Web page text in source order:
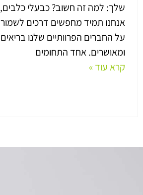
שלך: למה זה חשוב? כבעלי כלבים,
אנחנו תמיד מחפשים דרכים לשמור
על החברים הפרוותיים שלנו בריאים
ומאושרים. אחד התחומים
קרא עוד »